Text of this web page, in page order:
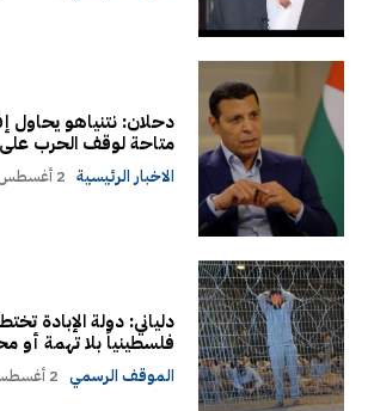
دحلان: نتنياهو يحاول
متاحة لوقف الحرب
الاخبار الرئيسية 2 أغسطس، 2026
فلسطينياً بلا تهمة أو
الموقف الرسمي 2 أغسطس، 2026